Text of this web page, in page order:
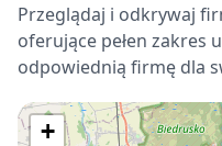
Przeglądaj i odkrywaj
oferujące pełen zakres
odpowiednią firmę dla
+